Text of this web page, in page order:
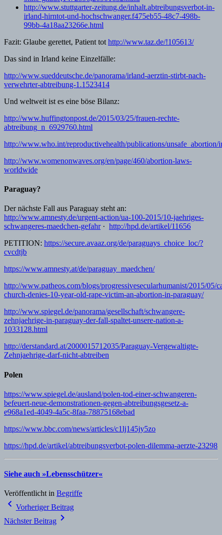
http://www.stuttgarter-zeitung.de/inhalt.abtreibungsverbot-in-
irland-hirntot-und-hochschwanger.f475eb55-48c7-498b-
99bb-4a18aa23266e.html
Fazit: Glaube gerettet, Patient tot http://www.taz.de/!105613/
Das sind in Irland keine Einzelfälle:
http://www.sueddeutsche.de/panorama/irland-aerztin-stirbt-nach-
verwehrter-abtreibung-1.1523414
Und weltweit ist es eine böse Bilanz:
http://www.huffingtonpost.de/2015/03/25/frauen-rechte-
abtreibung_n_6929760.html
http://www.who.int/reproductivehealth/publications/unsafe_abortion/
http://www.womenonwaves.org/en/page/460/abortion-laws-
worldwide
Paraguay?
Der nächste Fall aus Paraguay steht an:
http://www.amnesty.de/urgent-action/ua-100-2015/10-jaehriges-
schwangeres-maedchen-gefahr· http://hpd.de/artikel/11656
PETITION: https://secure.avaaz.org/de/paraguays_choice_loc/?
cvcdtjb
https://www.amnesty.at/de/paraguay_maedchen/
http://www.patheos.com/blogs/progressivesecularhumanist/2015/05/
church-denies-10-year-old-rape-victim-an-abortion-in-paraguay/
http://www.spiegel.de/panorama/gesellschaft/schwangere-
zehnjaehrige-in-paraguay-der-fall-spaltet-unsere-nation-a-
1033128.html
http://derstandard.at/2000015712035/Paraguay-Vergewaltigte-
Zehnjaehrige-darf-nicht-abtreiben
Polen
https://www.spiegel.de/ausland/polen-tod-einer-schwangeren-
befeuert-neue-demonstrationen-gegen-abtreibungsgesetz-a-
e968a1ed-4049-4a5c-8faa-78875168ebad
https://www.bbc.com/news/articles/c1lj145jy5zo
https://hpd.de/artikel/abtreibungsverbot-polen-dilemma-aerzte-23298
Siehe auch »Lebensschützer«
Veröffentlicht in Begriffe
Beitragsnavigation
navigate_before Vorheriger Beitrag
Nächster Beitrag navigate_next